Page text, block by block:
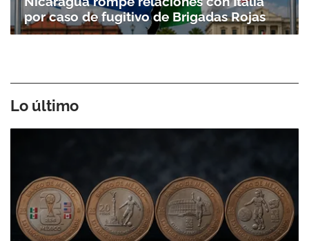
por caso de fugitivo de Brigadas Rojas
Lo último